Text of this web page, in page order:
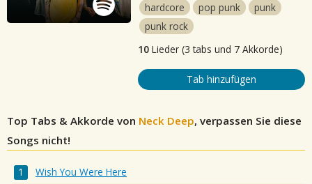
hardcore
pop punk
punk
punk rock
10 Lieder (3 tabs und 7 Akkorde)
Tab hinzufügen
Top Tabs & Akkorde von Neck Deep, verpassen Sie diese
Songs nicht!
Wish You Were Here